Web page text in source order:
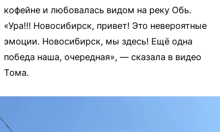
кофейне и любовалась видом на реку Обь.
«Ура!!! Новосибирск, привет! Это невероятные
эмоции. Новосибирск, мы здесь! Ещё одна
победа наша, очередная», — сказала в видео
Тома.